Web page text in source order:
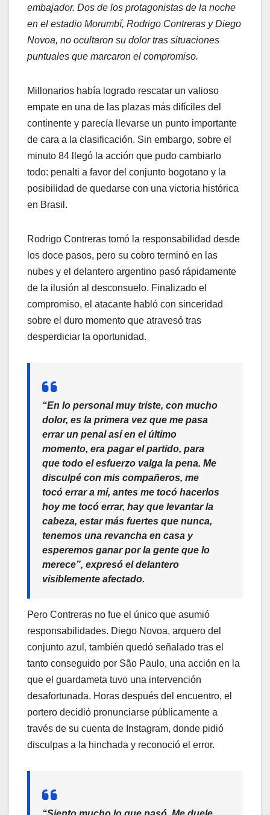
embajador. Dos de los protagonistas de la noche
en el estadio Morumbí, Rodrigo Contreras yDiego
Novoa, no ocultaron su dolor tras situaciones
puntuales que marcaron el compromiso.
Millonarios había logrado rescatar un valioso
empate en una de las plazas más difíciles del
continente y parecía llevarse un punto importante
de cara a la clasificación. Sin embargo, sobre el
minuto 84 llegó la acción que pudo cambiarlo
todo: penalti a favor del conjunto bogotano y la
posibilidad de quedarse con una victoria histórica
en Brasil.
Rodrigo Contreras tomó la responsabilidad desde
los doce pasos, pero su cobro terminó en las
nubes y el delantero argentino pasó rápidamente
de la ilusión al desconsuelo. Finalizado el
compromiso, el atacante habló con sinceridad
sobre el duro momento que atravesó tras
desperdiciar la oportunidad.
“En lo personal muy triste, con mucho
dolor, es la primera vez que me pasa
errar un penal así en el último
momento, era pagar el partido, para
que todo el esfuerzo valga la pena. Me
disculpé con mis compañeros, me
tocó errar a mí, antes me tocó hacerlos
hoy me tocó errar, hay que levantar la
cabeza, estar más fuertes que nunca,
tenemos una revancha en casa y
esperemos ganar por la gente que lo
merece”, expresó el delantero
visiblemente afectado.
Pero Contreras no fue el único que asumió
responsabilidades. Diego Novoa, arquero del
conjunto azul, también quedó señalado tras el
tanto conseguido por São Paulo, una acción en la
que el guardameta tuvo una intervención
desafortunada. Horas después del encuentro, el
portero decidió pronunciarse públicamente a
través de su cuenta de Instagram, donde pidió
disculpas a la hinchada y reconoció el error.